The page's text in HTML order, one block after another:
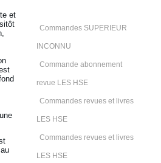
et
Commandes SUPERIEUR
INCONNU
Commande abonnement
revue LES HSE
Commandes revues et livres
LES HSE
Commandes revues et livres
LES HSE